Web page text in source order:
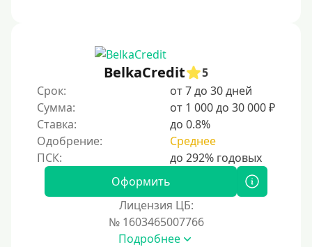
С 21 года
С 22 лет
С 23 лет
С 25 лет
Категории заемщиков
Несовершеннолетним
BelkaCredit
5
Срок:
от 7 до 30 дней
Сумма:
от 1 000 до 30 000 ₽
Ставка:
до 0.8%
Одобрение:
Среднее
Оформить
Лицензия ЦБ:
№ 1603465007766
Подробнее